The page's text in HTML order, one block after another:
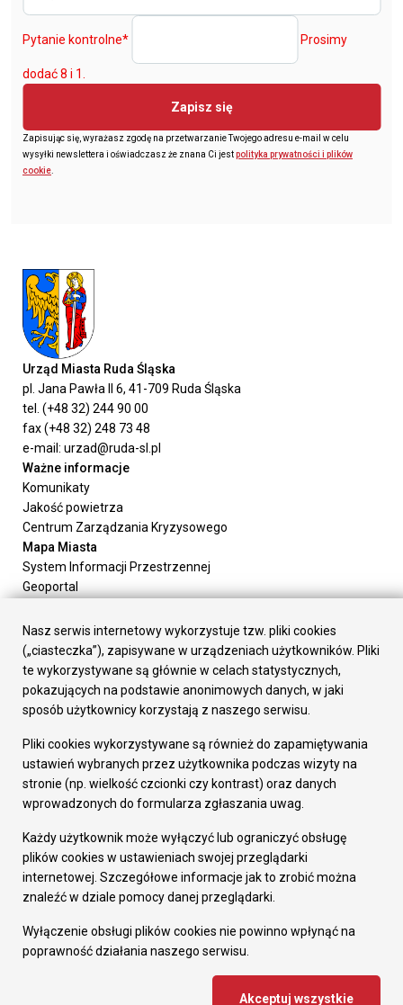
Pytanie kontrolne* Prosimy
dodać 8 i 1.
Zapisz się
Zapisując się, wyrażasz zgodę na przetwarzanie Twojego adresu e-mail w celu
wysyłki newslettera i oświadczasz że znana Ci jestpolityka prywatności i plików
cookie
Urząd Miasta Ruda Śląska
pl. Jana Pawła II 6, 41-709 Ruda Śląska
tel. (+48 32) 244 90 00
fax (+48 32) 248 73 48
e-mail: urzad@ruda-sl.pl
Ważne informacje
Komunikaty
Jakość powietrza
Centrum Zarządzania Kryzysowego
Mapa Miasta
System Informacji Przestrzennej
Geoportal
Załatw sprawę
Prezydent Miasta
Rada Miasta
Wydziały
Elektroniczna Skrzynka Podawcza
Gospodarka
Fundusze europejskie
Środki krajowe
Oferty inwestycyjne
Pozostałe
Deklaracja dostępności
Dane osobowe
Dodaj opinię o witrynie
Nasz serwis internetowy wykorzystuje tzw. pliki cookies
(„ciasteczka”), zapisywane w urządzeniach użytkowników. Pliki
te wykorzystywane są głównie w celach statystycznych,
pokazujących na podstawie anonimowych danych, w jaki
sposób użytkownicy korzystają z naszego serwisu.
Pliki cookies wykorzystywane są również do zapamiętywania
ustawień wybranych przez użytkownika podczas wizyty na
stronie (np. wielkość czcionki czy kontrast) oraz danych
wprowadzonych do formularza zgłaszania uwag.
Każdy użytkownik może wyłączyć lub ograniczyć obsługę
plików cookies w ustawieniach swojej przeglądarki
internetowej. Szczegółowe informacje jak to zrobić można
znaleźć w dziale pomocy danej przeglądarki.
Wyłączenie obsługi plików cookies nie powinno wpłynąć na
poprawność działania naszego serwisu.
Akceptuj wszystkie